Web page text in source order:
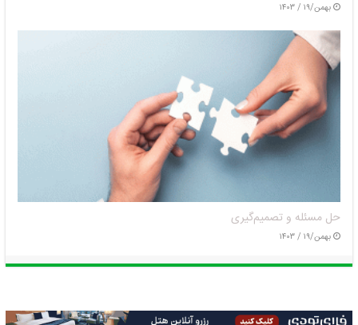
بهمن/۱۹ / ۱۴۰۳
حل مسئله و تصمیم‌گیری
بهمن/۱۹ / ۱۴۰۳